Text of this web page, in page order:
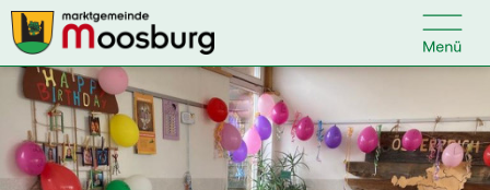
Kontakt 
Suche nach: